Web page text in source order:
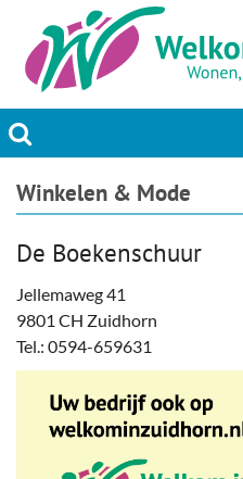
Actueel
Welzijn & Maatschappij
Bedrijven
Prikbord & Aanbiedingen
Plaats bericht
Winkelen & Mode
De Boekenschuur
Jellemaweg 41
9801 CH Zuidhorn
Tel.: 0594-659631